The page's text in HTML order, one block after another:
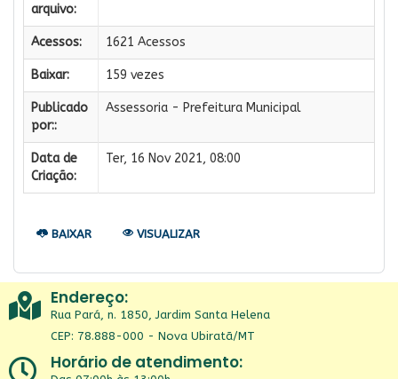
arquivo:
Acessos: 1621 Acessos
Baixar: 159 vezes
Publicado
por::
Assessoria - Prefeitura Municipal
Data de
Criação:
Ter, 16 Nov 2021, 08:00
BAIXAR VISUALIZAR
Endereço:
Rua Pará, n. 1850, Jardim Santa Helena
CEP: 78.888-000 - Nova Ubiratã/MT
Horário de atendimento: